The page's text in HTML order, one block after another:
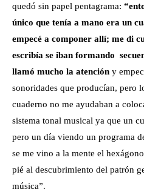
quedó sin papel pentagrama:
único que tenía a mano era un
empecé a componer allí; me di
escribía se iban formando
llamó mucho la atención y
sonoridades que producían, pero
cuaderno no me ayudaban a
sistema tonal musical ya que un
pero un día viendo un programa
se me vino a la mente el
pié al descubrimiento del patrón
música”.